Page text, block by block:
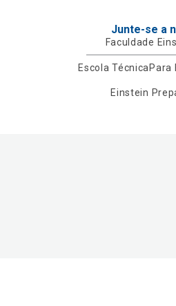
Junte-se a
Faculdade
Escola TécnicaPara
Einstein